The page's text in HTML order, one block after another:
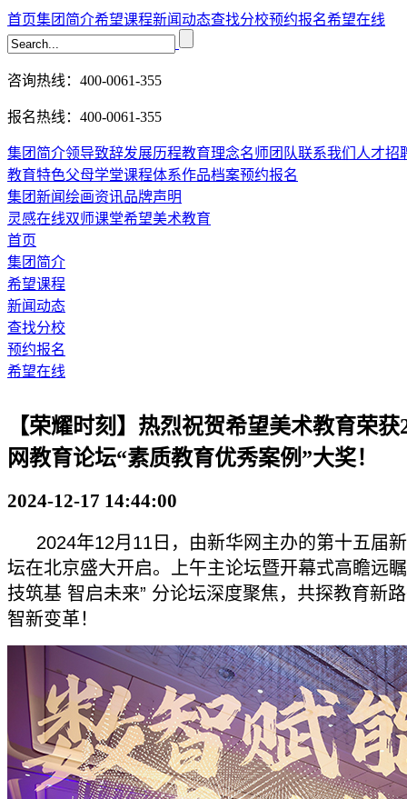
首页集团简介希望课程新闻动态查找分校预约报名希望在线
咨询热线：400-0061-355
报名热线：400-0061-355
集团简介领导致辞发展历程教育理念名师团队联系我们 人才招
教育特色父母学堂课程体系作品档案预约报名
集团新闻绘画资讯品牌声明
灵感在线双师课堂希望美术教育
首页
集团简介
希望课程
新闻动态
查找分校
预约报名
希望在线
【荣耀时刻】热烈祝贺希望美术教育荣获
网教育论坛“素质教育优秀案例”大奖！
2024-12-17 14:44:00
2024年12月11日，由新华网主办的第十五届
坛在北京盛大开启。上午主论坛暨开幕式高瞻远
技筑基 智启未来” 分论坛深度聚焦，共探教育新
智新变革！